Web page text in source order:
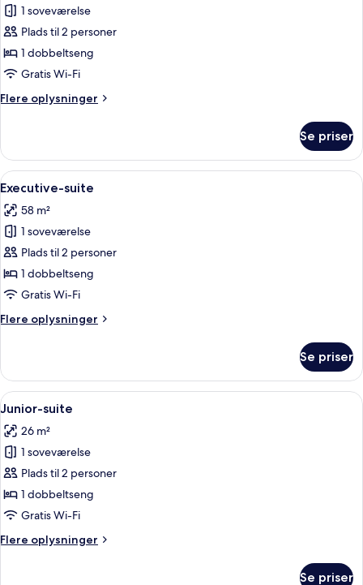
af
Standardværelse
-
1
1 soveværelse
Plads til 2 personer
1 dobbeltseng
Gratis Wi-Fi
Flere oplysninger
Flere
-
dobbeltseng
Se priser
Indlæs
alle
billeder
af
Executive-
suite
Et moderne mødelokale med et
8
Executive-suite
58 m²
1 soveværelse
Plads til 2 personer
1 dobbeltseng
Gratis Wi-Fi
Flere oplysninger
Flere
suite
Se priser
Indlæs
alle
billeder
af
Junior-
suite
Et hotelværelse med seng, stol og
10
Junior-suite
26 m²
1 soveværelse
Plads til 2 personer
1 dobbeltseng
Gratis Wi-Fi
Flere oplysninger
Flere
Se priser